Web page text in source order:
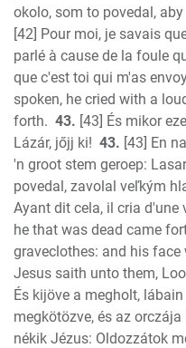
okolo, som to povedal,
[42] Pour moi, je savais
parlé à cause de la foule
que c'est toi qui m'as
spoken, he cried with a
forth. 43. [43] És mikor
Lázár, jőjj ki! 43. [43] En
'n groot stem geroep:
povedal, zavolal veľkým
Ayant dit cela, il cria d'une
he that was dead came
graveclothes: and his
Jesus saith unto them,
És kijöve a megholt,
megkötözve, és az
nékik Jézus: Oldozzátok